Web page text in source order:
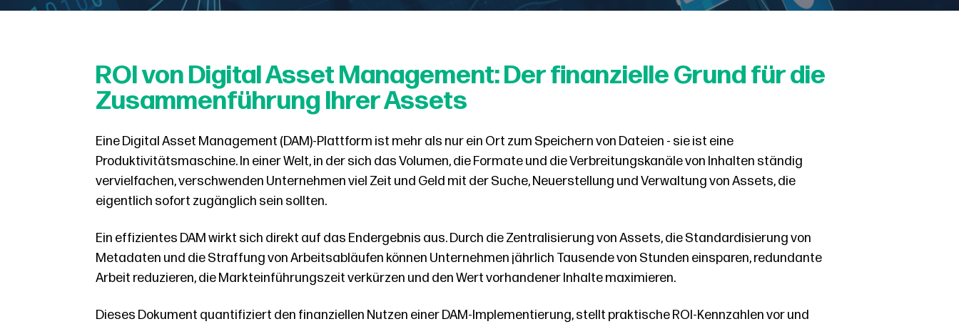
ROI von Digital Asset Management: Der finanzielle Grund für die
Zusammenführung Ihrer Assets
Eine Digital Asset Management (DAM)-Plattform ist mehr als nur ein Ort zum Speichern von Dateien - sie ist eine
Produktivitätsmaschine. In einer Welt, in der sich das Volumen, die Formate und die Verbreitungskanäle von Inhalten ständig
vervielfachen, verschwenden Unternehmen viel Zeit und Geld mit der Suche, Neuerstellung und Verwaltung von Assets, die
eigentlich sofort zugänglich sein sollten.
Ein effizientes DAM wirkt sich direkt auf das Endergebnis aus. Durch die Zentralisierung von Assets, die Standardisierung von
Metadaten und die Straffung von Arbeitsabläufen können Unternehmen jährlich Tausende von Stunden einsparen, redundante
Arbeit reduzieren, die Markteinführungszeit verkürzen und den Wert vorhandener Inhalte maximieren.
Dieses Dokument quantifiziert den finanziellen Nutzen einer DAM-Implementierung, stellt praktische ROI-Kennzahlen vor und